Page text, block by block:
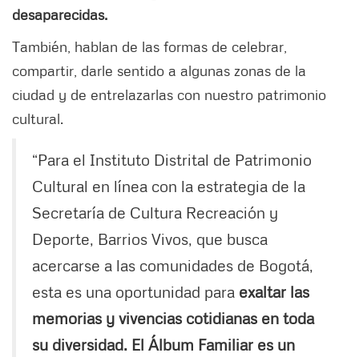
desaparecidas.
También, hablan de las formas de celebrar,
compartir, darle sentido a algunas zonas de la
ciudad y de entrelazarlas con nuestro patrimonio
cultural.
“Para el Instituto Distrital de Patrimonio
Cultural en línea con la estrategia de la
Secretaría de Cultura Recreación y
Deporte, Barrios Vivos, que busca
acercarse a las comunidades de Bogotá,
esta es una oportunidad para exaltar las
memorias y vivencias cotidianas en toda
su diversidad. El Álbum Familiar es un